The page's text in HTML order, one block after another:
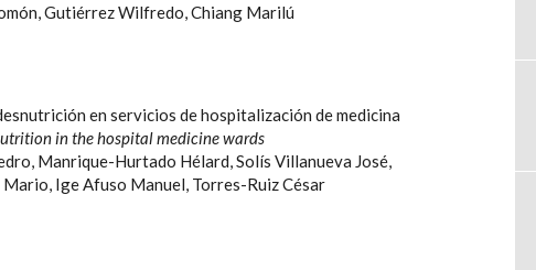
Gutiérrez Wilfredo, Chiang Marilú
en servicios de hospitalización de medicina
in the hospital medicine wards
Manrique-Hurtado Hélard, Solís Villanueva José,
Ige Afuso Manuel, Torres-Ruiz César